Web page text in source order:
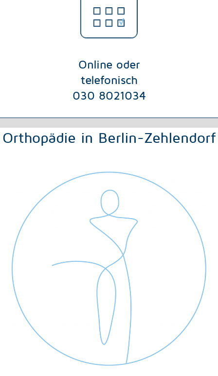
Online oder
telefonisch
030 8021034
Orthopädie in Berlin-Zehlendorf